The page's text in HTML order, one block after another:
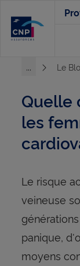
contenu
...
Le
Quelle
les
Le risque
veineuse
panique,
moyens